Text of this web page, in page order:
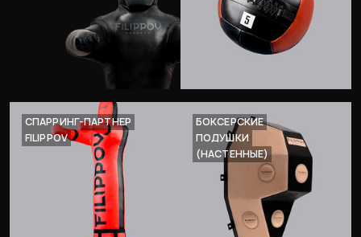
СПАРРИНГ-ПАРТНЕР
FILIPPOV
БОКСЕРСКИЕ
ПОДУШКИ
(НАСТЕННЫЕ)